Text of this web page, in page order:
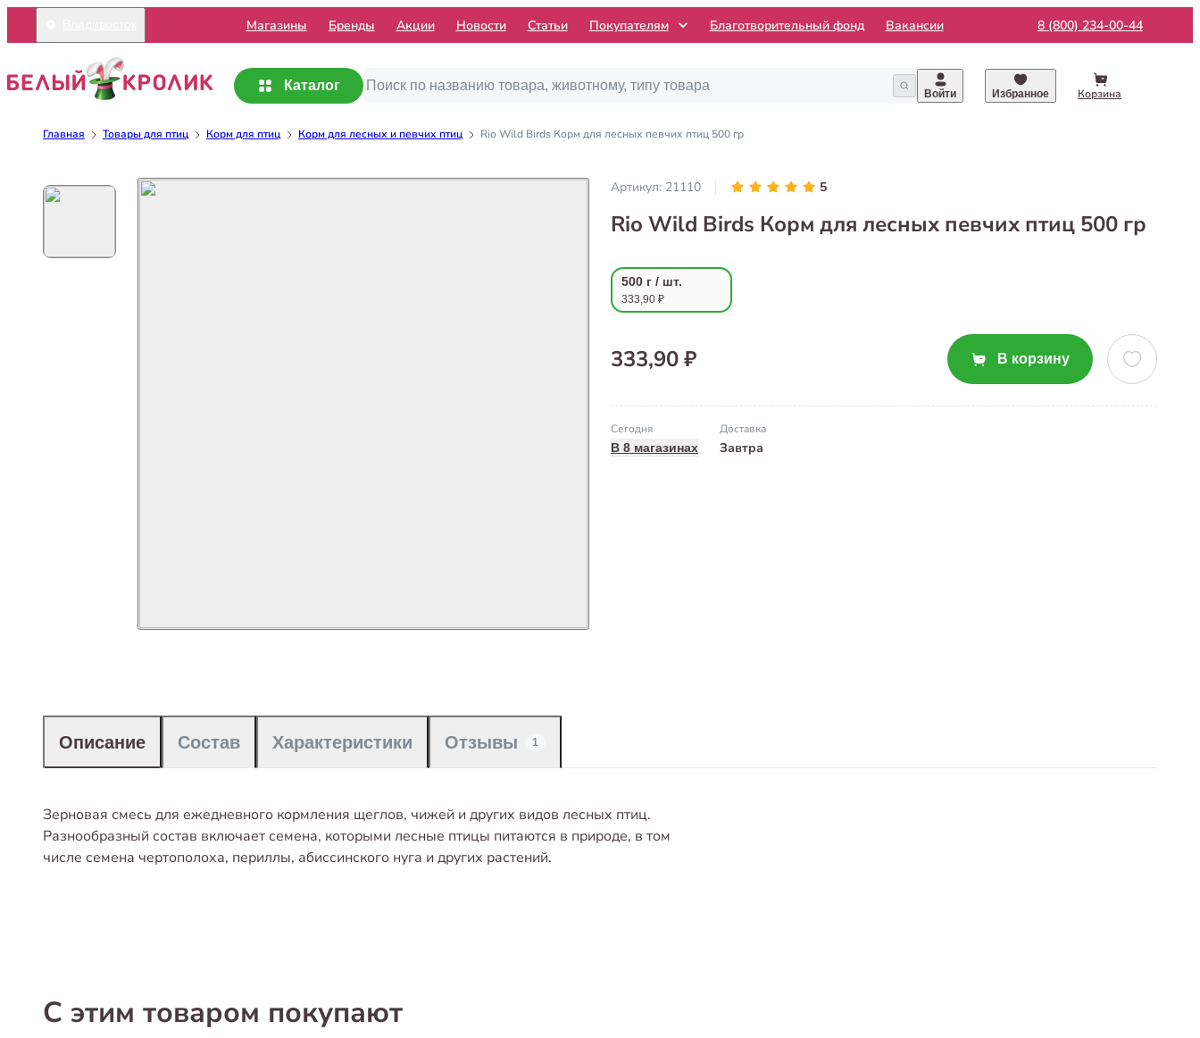
Mагазины Бренды Акции Новости Статьи Покупателям Благотворительный фонд Вакансии 8 (800) 234-00-44
Каталог
Войти Избранное Корзина
Главная Товары для птиц Корм для птиц Корм для лесных и певчих птиц Rio Wild Birds Корм для лесных певчих птиц 500 гр
Артикул: 21110 5
Rio Wild Birds Корм для лесных певчих птиц 500 гр
500 г / шт.
333,90 ₽
333,90 ₽ В корзину
Сегодня
В 8 магазинах
Доставка
Завтра
Описание Состав Характеристики Отзывы 1
Зерновая смесь для ежедневного кормления щеглов, чижей и других видов лесных птиц.
Разнообразный состав включает семена, которыми лесные птицы питаются в природе, в том
числе семена чертополоха, периллы, абиссинского нуга и других растений.
С этим товаром покупают